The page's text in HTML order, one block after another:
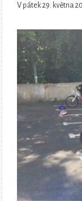
V pátek 29. května